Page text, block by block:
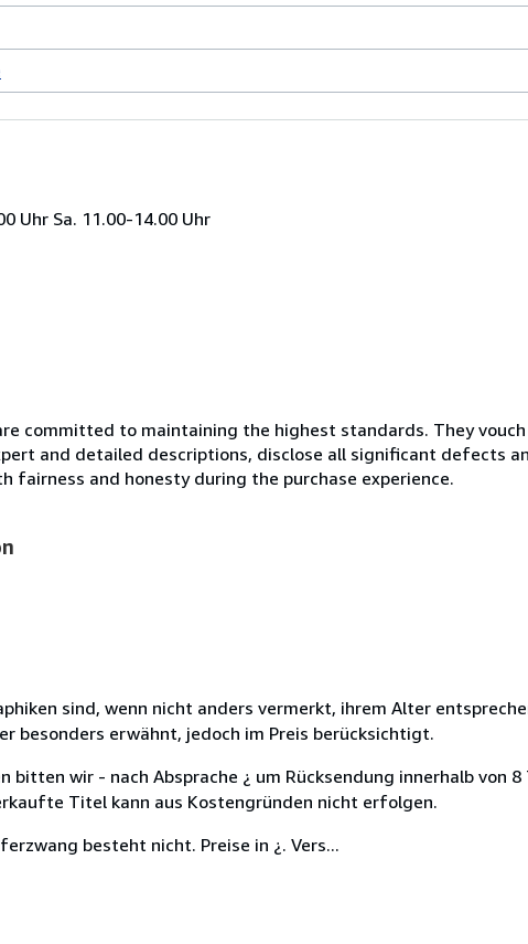
Uhr Sa. 11.00-14.00 Uhr
committed to maintaining the highest standards. They
and detailed descriptions, disclose all significant defects
fairness and honesty during the purchase experience.
sind, wenn nicht anders vermerkt, ihrem Alter
besonders erwähnt, jedoch im Preis berücksichtigt.
bitten wir - nach Absprache ¿ um Rücksendung innerhalb von
Titel kann aus Kostengründen nicht erfolgen.
besteht nicht. Preise in ¿. Vers...